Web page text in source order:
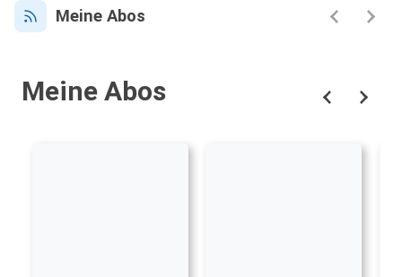
Meine Abos
Meine Abos